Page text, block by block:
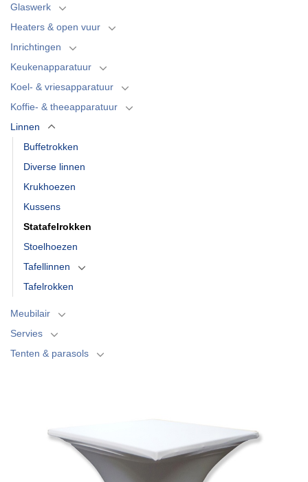
Glaswerk
Heaters & open vuur
Inrichtingen
Keukenapparatuur
Koel- & vriesapparatuur
Koffie- & theeapparatuur
Linnen
Buffetrokken
Diverse linnen
Krukhoezen
Kussens
Statafelrokken
Stoelhoezen
Tafellinnen
Tafelrokken
Meubilair
Servies
Tenten & parasols